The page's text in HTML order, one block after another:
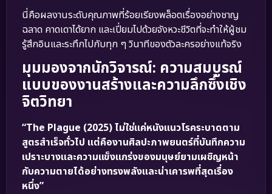
นี่คือผลงานระดับคุณภาพที่ร้อยเรียงพล็อตเรื่องอย่างชาญ
ฉลาด คาดเดาได้ยาก และเปี่ยมไปด้วยจังหวะชีวิตที่จะทำให้ผู้ชม
รู้สึกอินและระทึกไปกับทุก ๆ วินาทีของตัวละครอย่างแท้จริง
มุมมองจากนักวิจารณ์: ความสมบูรณ์
แบบของงานสร้างและความลึกซึ้งเชิง
จิตวิทยา
“The Plague (2025) ไม่ใช่แค่หนังแนวโรคระบาดตาม
สูตรสำเร็จทั่วไป แต่คืองานศิลปะภาพยนตร์ที่บันทึกความ
เปราะบางและความแข็งแกร่งของมนุษย์ยามเผชิญหน้า
กับความตายได้อย่างทรงพลังและน่าเคารพที่สุดเรื่อง
หนึ่ง”